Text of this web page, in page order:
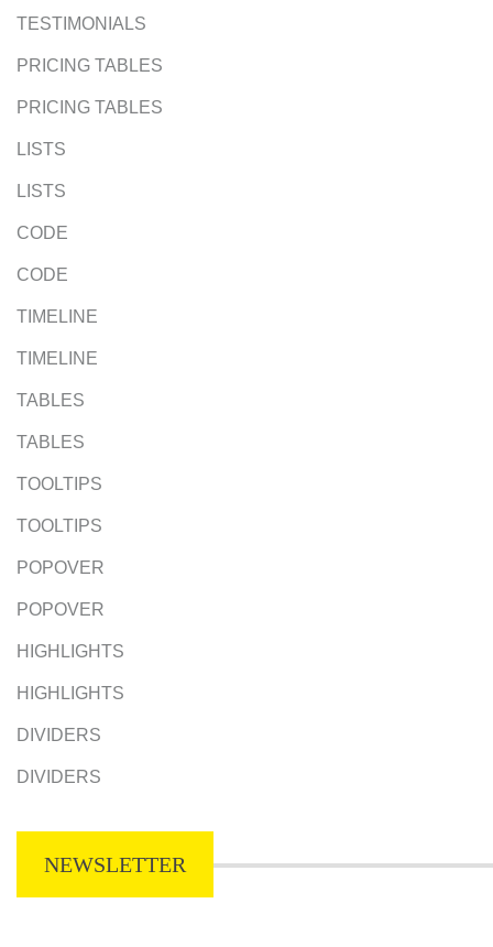
TESTIMONIALS
PRICING TABLES
PRICING TABLES
LISTS
LISTS
CODE
CODE
TIMELINE
TIMELINE
TABLES
TABLES
TOOLTIPS
TOOLTIPS
POPOVER
POPOVER
HIGHLIGHTS
HIGHLIGHTS
DIVIDERS
DIVIDERS
NEWSLETTER